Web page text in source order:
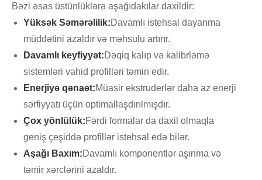
Bəzi əsas üstünlüklərə aşağıdakılar daxildir:
Yüksək Səmərəlilik:Davamlı istehsal dayanma
müddətini azaldır və məhsulu artırır.
Davamlı keyfiyyət:Dəqiq kalıp və kalibrləmə
sistemləri vahid profilləri təmin edir.
Enerjiyə qənaət:Müasir ekstruderlər daha az enerji
sərfiyyatı üçün optimallaşdırılmışdır.
Çox yönlülük:Fərdi formalar da daxil olmaqla
geniş çeşiddə profillər istehsal edə bilər.
Aşağı Baxım:Davamlı komponentlər aşınma və
təmir xərclərini azaldır.